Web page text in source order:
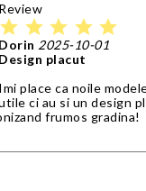
Review
star star star star star
Dorin 2025-10-01
Design placut
Imi place ca noile
ci au si un design
frumos gradina!